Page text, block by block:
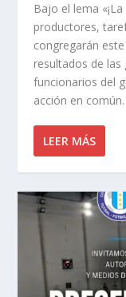
Bajo el lema
productores,
congregarán
resultados de las
funcionarios del
acción en común.
LEER MÁS